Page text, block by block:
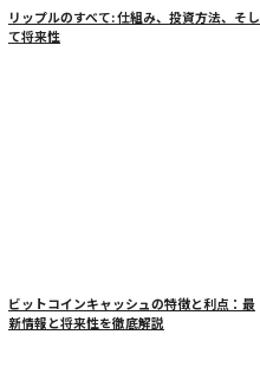
リップルのすべて: 仕組み、投資方法、そし
て将来性
ビットコインキャッシュの特徴と利点：最
新情報と将来性を徹底解説